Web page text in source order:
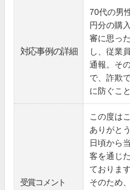
対応事例の詳細
70代の男
円分の購
審に思っ
し、従業
通報。そ
で、詐欺
に防ぐこ
受賞コメント
この度は
ありがと
日頃から
客を通じ
ております
そのため